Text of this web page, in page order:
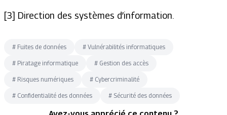
[3] Direction des systèmes d’information.
# Fuites de données # Vulnérabilités informatiques
# Piratage informatique # Gestion des accès
# Risques numériques # Cybercriminalité
# Confidentialité des données # Sécurité des données